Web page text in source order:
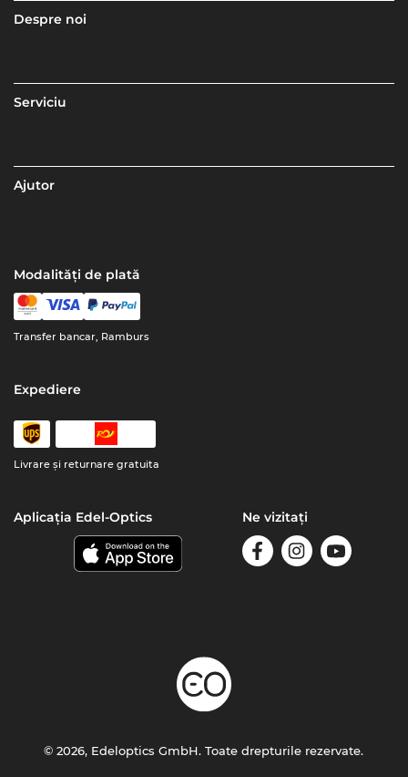
Despre noi
Serviciu
Ajutor
Modalități de plată
Transfer bancar, Ramburs
Expediere
Livrare şi returnare gratuita
Aplicația Edel-Optics Ne vizitați
© 2026, Edeloptics GmbH. Toate drepturile rezervate.